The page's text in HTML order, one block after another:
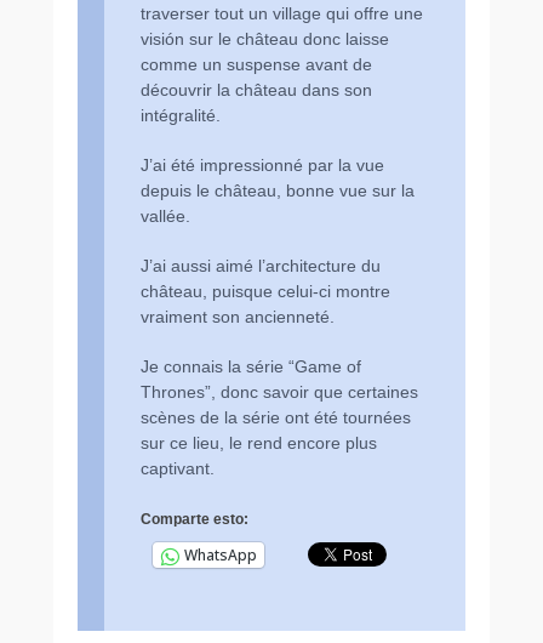
traverser tout un village qui offre une
visión sur le château donc laisse
comme un suspense avant de
découvrir la château dans son
intégralité.
J’ai été impressionné par la vue
depuis le château, bonne vue sur la
vallée.
J’ai aussi aimé l’architecture du
château, puisque celui-ci montre
vraiment son ancienneté.
Je connais la série “Game of
Thrones”, donc savoir que certaines
scènes de la série ont été tournées
sur ce lieu, le rend encore plus
captivant.
Comparte esto:
WhatsApp